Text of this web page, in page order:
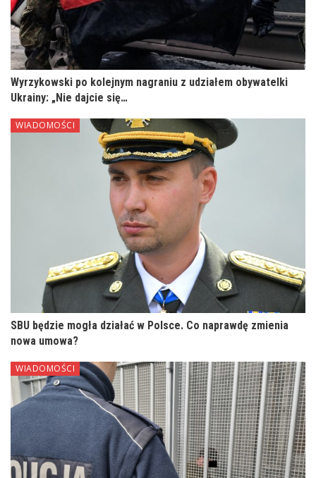
Wyrzykowski po kolejnym nagraniu z udziałem obywatelki
Ukrainy: „Nie dajcie się…
WIADOMOŚCI
SBU będzie mogła działać w Polsce. Co naprawdę zmienia
nowa umowa?
WIADOMOŚCI